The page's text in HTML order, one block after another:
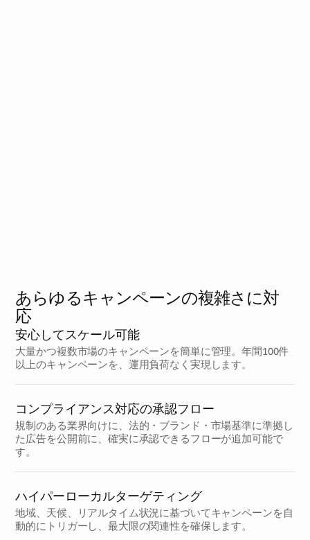
あらゆるキャンペーンの複雑さに対
応
安心してスケール可能
大量かつ複数市場のキャンペーンを簡単に管理。年間100件
以上のキャンペーンを、運用負荷なく実現します。
コンプライアンス対応の承認フロー
規制のある業界向けに、法的・ブランド・市場基準に準拠し
た広告を公開前に、確実に承認できるフローが追加可能で
す。
ハイパーローカルターゲティング
地域、天候、リアルタイム状況に基づいてキャンペーンを自
動的にトリガーし、最大限の関連性を確保します。